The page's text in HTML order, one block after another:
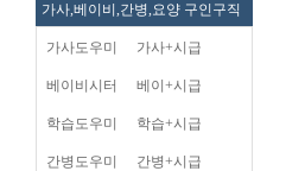
가사,베이비,간병,요양 구인구직
가사도우미 가사+시급
베이비시터 베이+시급
학습도우미 학습+시급
간병도우미 간병+시급